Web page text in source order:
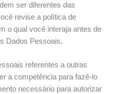
ser diferentes das
revise a política de
o qual você interaja antes de
Dados Pessoais.
referentes a outras
a competência para fazê-lo
necessário para autorizar